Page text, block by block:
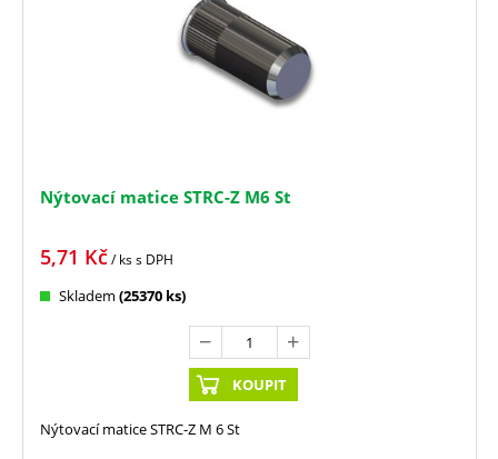
Nýtovací matice STRC-Z M6 St
5,71 Kč/ kss DPH
Skladem (25370 ks)
KOUPIT
Nýtovací matice STRC-Z M 6 St